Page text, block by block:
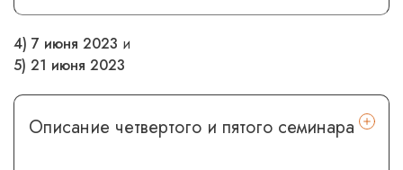
4) 7 июня 2023 и
5) 21 июня 2023
Описание четвертого и пятого семинара